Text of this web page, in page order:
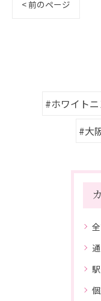
< 前のページ
#ホワイト
#大